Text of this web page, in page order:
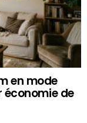
en mode
économie de